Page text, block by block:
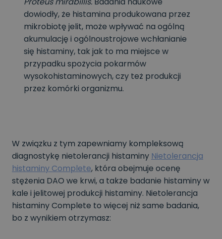
dowiodły, że histamina produkowana przez
mikrobiotę jelit, może wpływać na ogólną
akumulację i ogólnoustrojowe wchłanianie
się histaminy, tak jak to ma miejsce w
przypadku spożycia pokarmów
wysokohistaminowych, czy też produkcji
przez komórki organizmu.
W związku z tym zapewniamy kompleksową
diagnostykę nietolerancji histaminy Nietolerancja
histaminy Complete, która obejmuje ocenę
stężenia DAO we krwi, a także badanie histaminy w
kale i jelitowej produkcji histaminy. Nietolerancja
histaminy Complete to więcej niż same badania,
bo z wynikiem otrzymasz: